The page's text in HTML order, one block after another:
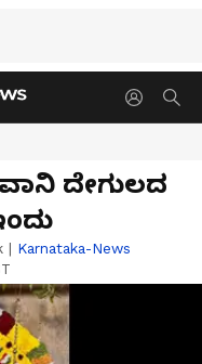
ದೇಗುಲದ
| Karnataka-News